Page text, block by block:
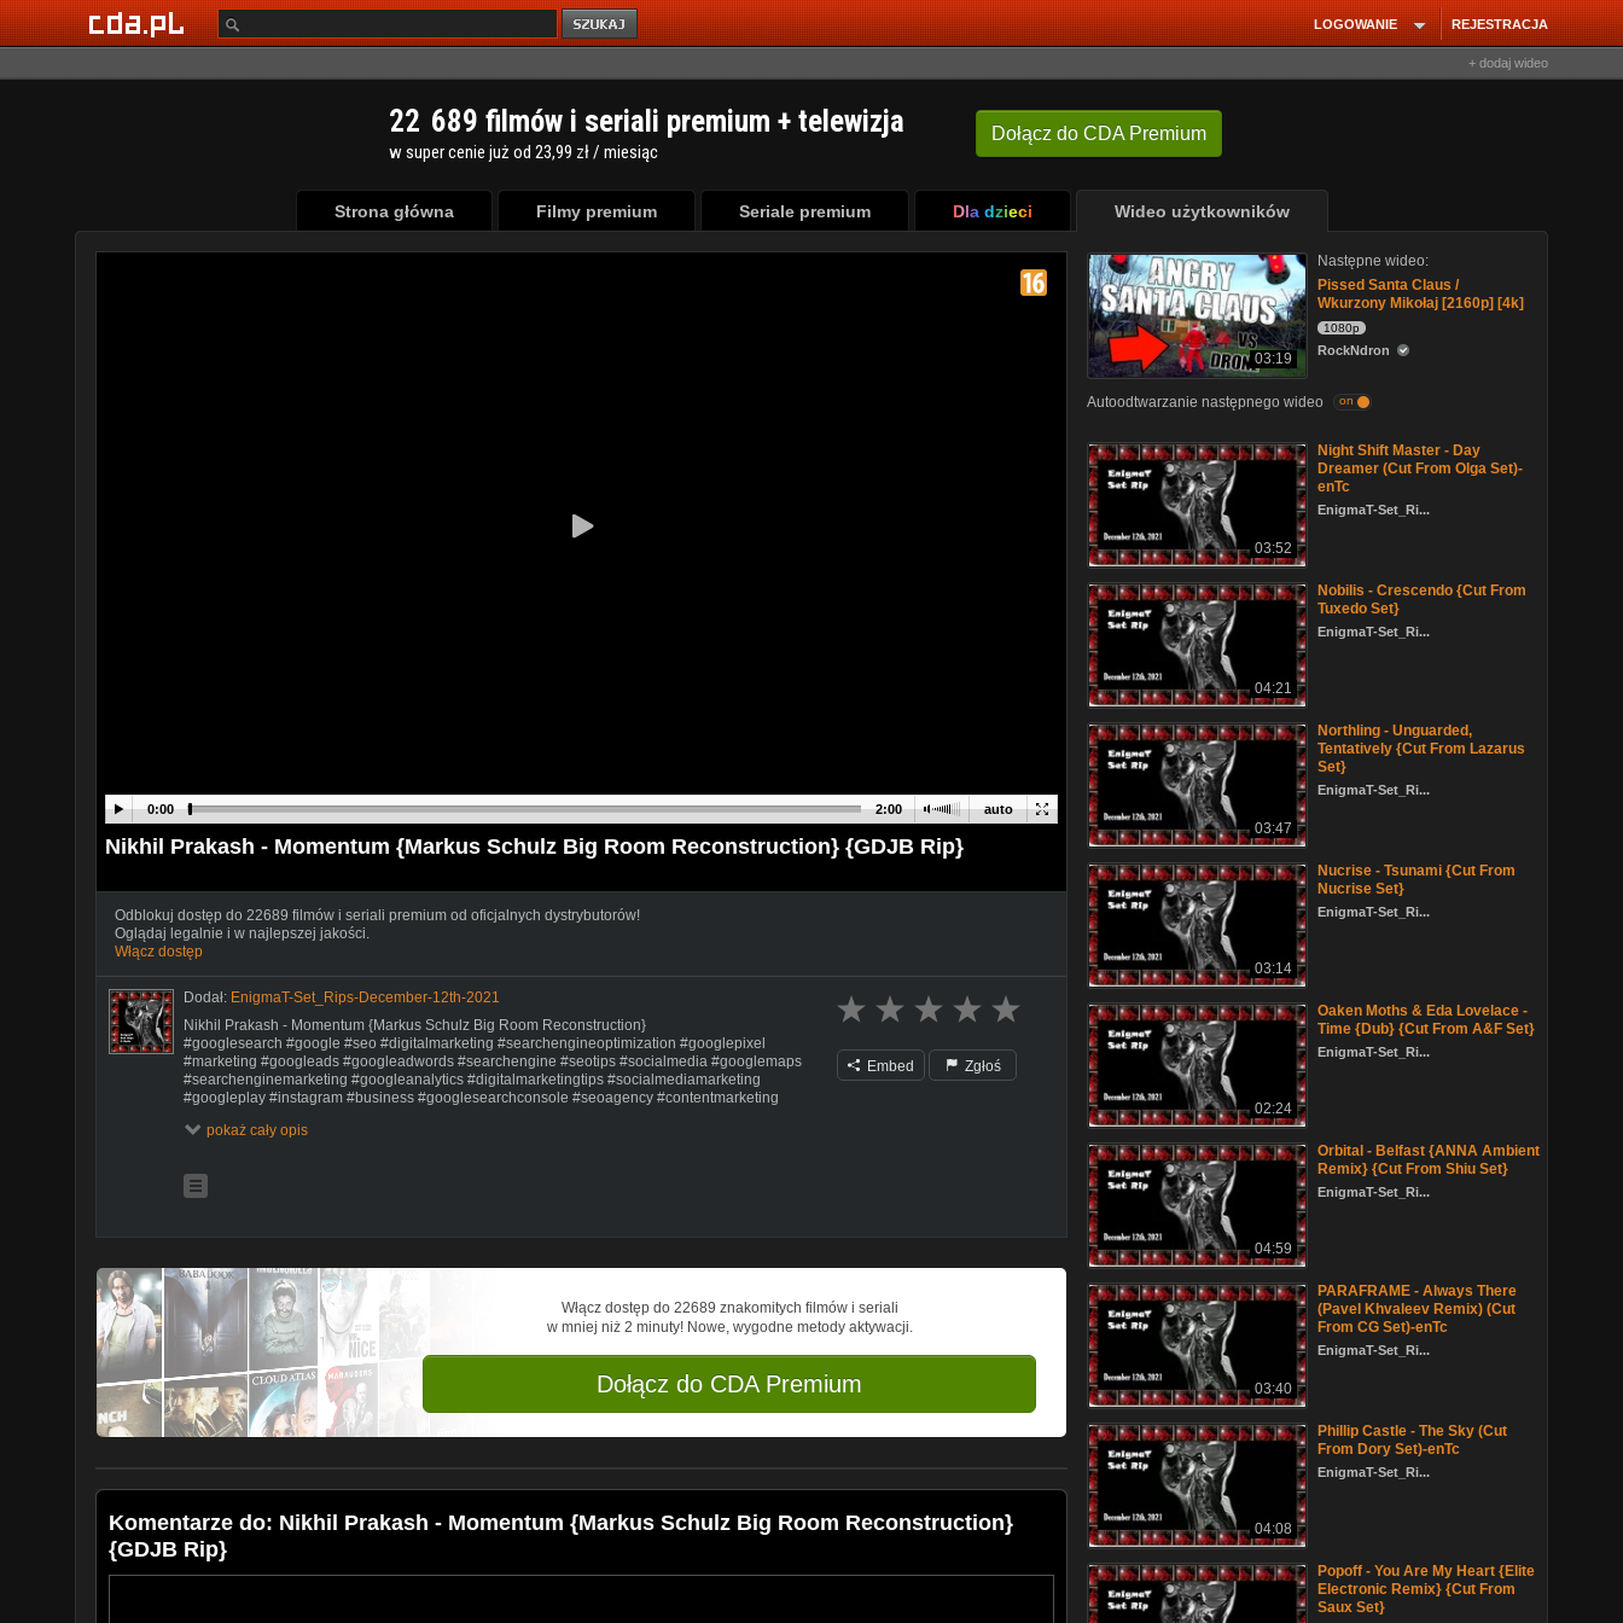
REJESTRACJA
LOGOWANIE
+ dodaj wideo
Dołącz do CDA Premium
22 689 filmów i seriali premium + telewizja
w super cenie już od 23,99 zł / miesiąc
Strona główna Filmy premium Seriale premium Dla dzieci Wideo użytkowników
auto
0:00 2:00
Nikhil Prakash - Momentum {Markus Schulz Big Room Reconstruction} {GDJB Rip}
Odblokuj dostęp do 22689 filmów i seriali premium od oficjalnych dystrybutorów!
Oglądaj legalnie i w najlepszej jakości.
Włącz dostęp
Dodał: EnigmaT-Set_Rips-December-12th-2021
Nikhil Prakash - Momentum {Markus Schulz Big Room Reconstruction}
#googlesearch #google #seo #digitalmarketing #searchengineoptimization #googlepixel
#marketing #googleads #googleadwords #searchengine #seotips #socialmedia #googlemaps
#searchenginemarketing #googleanalytics #digitalmarketingtips #socialmediamarketing
#googleplay #instagram #business #googlesearchconsole #seoagency #contentmarketing
#seoservices #bhfyp
pokaż cały opis
Embed Zgłoś
Włącz dostęp do 22689 znakomitych filmów i seriali
w mniej niż 2 minuty! Nowe, wygodne metody aktywacji.
Dołącz do CDA Premium
Komentarze do: Nikhil Prakash - Momentum {Markus Schulz Big Room Reconstruction}
{GDJB Rip}
03:19
Następne wideo:
Pissed Santa Claus /
Wkurzony Mikołaj [2160p] [4k]
1080p
RockNdron
Autoodtwarzanie następnego wideo on
03:52
Night Shift Master - Day
Dreamer (Cut From Olga Set)-
enTc
EnigmaT-Set_Ri...
04:21
Nobilis - Crescendo {Cut From
Tuxedo Set}
EnigmaT-Set_Ri...
03:47
Northling - Unguarded,
Tentatively {Cut From Lazarus
Set}
EnigmaT-Set_Ri...
03:14
Nucrise - Tsunami {Cut From
Nucrise Set}
EnigmaT-Set_Ri...
02:24
Oaken Moths & Eda Lovelace -
Time {Dub} {Cut From A&F Set}
EnigmaT-Set_Ri...
04:59
Orbital - Belfast {ANNA Ambient
Remix} {Cut From Shiu Set}
EnigmaT-Set_Ri...
03:40
PARAFRAME - Always There
(Pavel Khvaleev Remix) (Cut
From CG Set)-enTc
EnigmaT-Set_Ri...
04:08
Phillip Castle - The Sky (Cut
From Dory Set)-enTc
EnigmaT-Set_Ri...
Popoff - You Are My Heart {Elite
Electronic Remix} {Cut From
Saux Set}